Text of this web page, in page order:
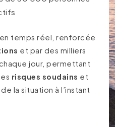
temps réel, renforcée
et par des milliers
jour, permettant
risques soudains et
la situation à l’instant